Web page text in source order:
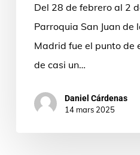
Del 28 de febrero al 2
Parroquia San Juan de
Madrid fue el punto de
de casi un…
Daniel Cárdenas
14 mars 2025